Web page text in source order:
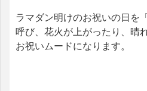
ラマダン明けのお祝いの日を
呼び、花火が上がったり、晴
お祝いムードになります。